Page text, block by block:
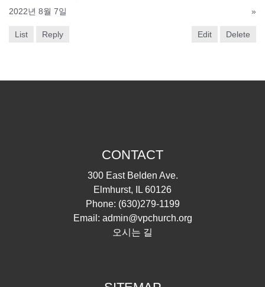
2022년 8월 7일
»
List Reply Edit Delete
CONTACT
300 East Belden Ave.
Elmhurst, IL 60126
Phone: (630)279-1199
Email: admin@vpchurch.org
오시는 길